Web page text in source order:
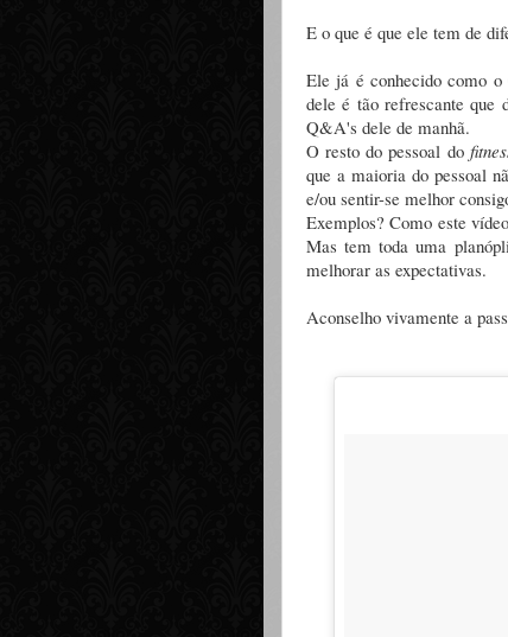
E o que é que ele tem de
Ele já é conhecido como o
dele é tão refrescante que
Q&A's dele de manhã.
O resto do pessoal do
que a maioria do pessoal
e/ou sentir-se melhor
Exemplos? Como este
Mas tem toda uma
melhorar as expectativas.
Aconselho vivamente a